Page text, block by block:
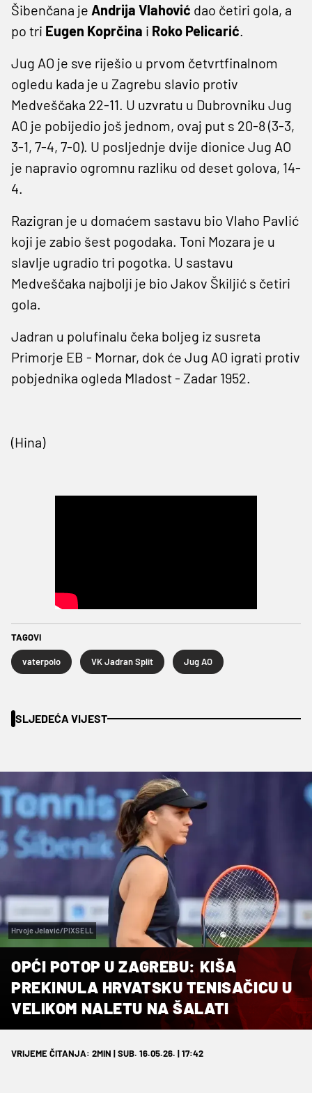
Šibenčana je Andrija Vlahović dao četiri gola, a
po tri Eugen Koprčina i Roko Pelicarić.
Jug AO je sve riješio u prvom četvrtfinalnom
ogledu kada je u Zagrebu slavio protiv
Medveščaka 22-11. U uzvratu u Dubrovniku Jug
AO je pobijedio još jednom, ovaj put s 20-8 (3-3,
3-1, 7-4, 7-0). U posljednje dvije dionice Jug AO
je napravio ogromnu razliku od deset golova, 14-
4.
Razigran je u domaćem sastavu bio Vlaho Pavlić
koji je zabio šest pogodaka. Toni Mozara je u
slavlje ugradio tri pogotka. U sastavu
Medveščaka najbolji je bio Jakov Škiljić s četiri
gola.
Jadran u polufinalu čeka boljeg iz susreta
Primorje EB - Mornar, dok će Jug AO igrati protiv
pobjednika ogleda Mladost - Zadar 1952.
(Hina)
TAGOVI
vaterpolo VK Jadran Split Jug AO
SLJEDEĆA VIJEST
Hrvoje Jelavić/PIXSELL
OPĆI POTOP U ZAGREBU: KIŠA
PREKINULA HRVATSKU TENISAČICU U
VELIKOM NALETU NA ŠALATI
VRIJEME ČITANJA: 2MIN | SUB. 16.05.26. | 17:42